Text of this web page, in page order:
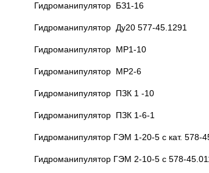
Гидроманипулятор БЗ1-16
Гидроманипулятор Ду20 577-45.1291
Гидроманипулятор МР1-10
Гидроманипулятор МР2-6
Гидроманипулятор ПЗК 1 -10
Гидроманипулятор ПЗК 1-6-1
Гидроманипулятор ГЭМ 1-20-5 с кат. 578-
Гидроманипулятор ГЭМ 2-10-5 с 578-